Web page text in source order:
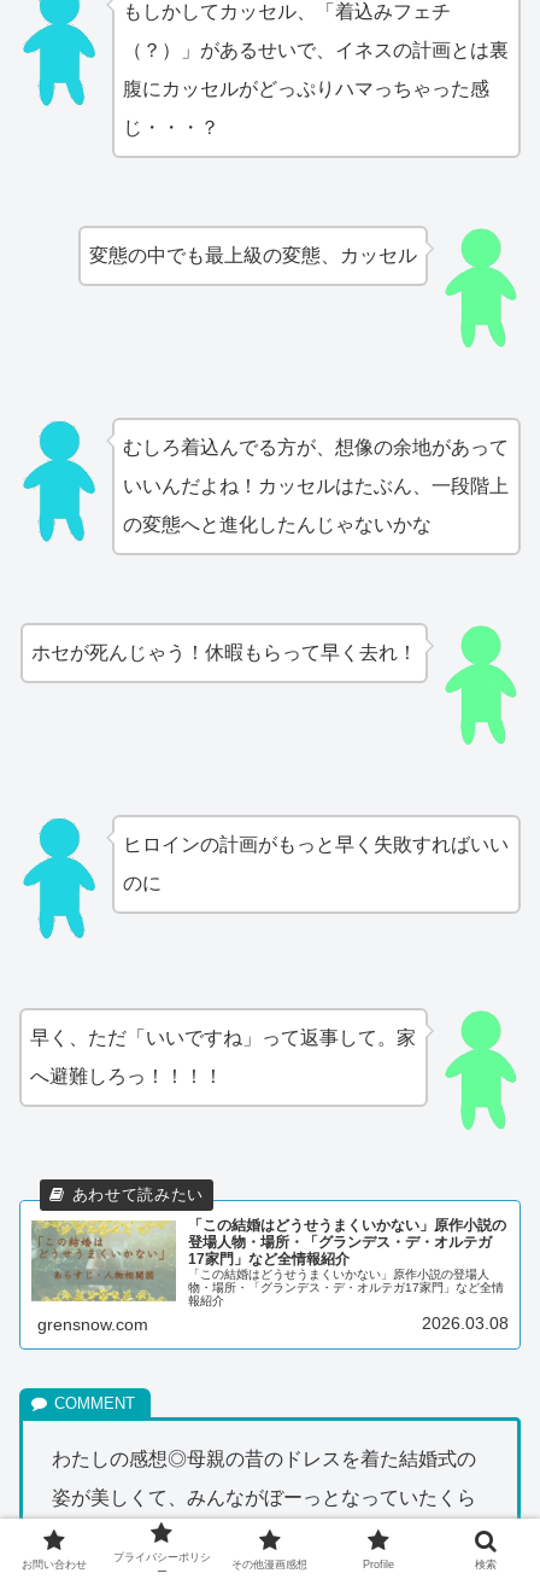
もしかしてカッセル、「着込みフェチ
（？）」があるせいで、イネスの計画とは裏
腹にカッセルがどっぷりハマっちゃった感
じ・・・？
変態の中でも最上級の変態、カッセル
むしろ着込んでる方が、想像の余地があって
いいんだよね！カッセルはたぶん、一段階上
の変態へと進化したんじゃないかな
ホセが死んじゃう！休暇もらって早く去れ！
ヒロインの計画がもっと早く失敗すればいい
のに
早く、ただ「いいですね」って返事して。家
へ避難しろっ！！！！
「この結婚はどうせうまくいかない」原作小説の
登場人物・場所・「グランデス・デ・オルテガ
17家門」など全情報紹介
「この結婚はどうせうまくいかない」原作小説の登場人
物・場所・「グランデス・デ・オルテガ17家門」など全情
報紹介
grensnow.com 2026.03.08
わたしの感想◎母親の昔のドレスを着た結婚式の
姿が美しくて、みんながぼーっとなっていたくら
いだから、イネスはぴしっとしたドレスを着ると
お問い合わせ
プライバシーポリシ
ー
その他漫画感想 Profile 検索